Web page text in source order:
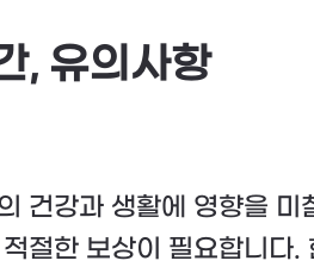
, 유의사항
건강과 생활에 영향을 미
절한 보상이 필요합니다.